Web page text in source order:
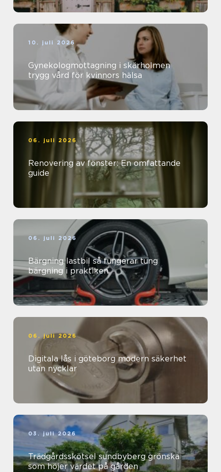
10. juli 2026
Gynekologmottagning i skärholmen
trygg vård för kvinnors hälsa
06. juli 2026
Renovering av fönster: En omfattande
guide
06. juli 2026
Bärgning lastbil så fungerar tung
bärgning i praktiken
06. juli 2026
Digitala lås i göteborg modern säkerhet
utan nycklar
03. juli 2026
Trädgårdsskötsel sundbyberg grönska
som höjer värdet på gården